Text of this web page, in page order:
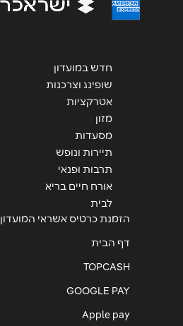
חדש במועדון
שופינג וצרכנות
אטרקציות
מזון
מסעדות
תיירות ונופש
תרבות ופנאי
אורח חיים בריא
לבית
הזמנת כרטיס אשראי המועדון
דף הבית
TOPCASH
GOOGLE PAY
Apple pay